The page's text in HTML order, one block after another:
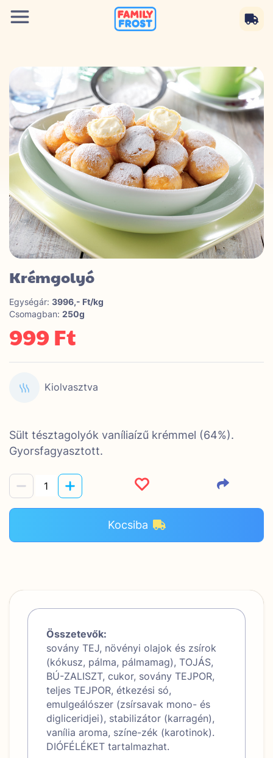
Krémgolyó
Egységár: 3996,- Ft/kg
Csomagban: 250g
999 Ft
Kiolvasztva
Sült tésztagolyók vaníliaízű krémmel (64%).
Gyorsfagyasztott.
Kocsiba
Összetevők:
sovány TEJ, növényi olajok és zsírok
(kókusz, pálma, pálmamag), TOJÁS,
BÚ-ZALISZT, cukor, sovány TEJPOR,
teljes TEJPOR, étkezési só,
emulgeálószer (zsírsavak mono- és
digliceridjei), stabilizátor (karragén),
vanília aroma, színe-zék (karotinok).
DIÓFÉLÉKET tartalmazhat.